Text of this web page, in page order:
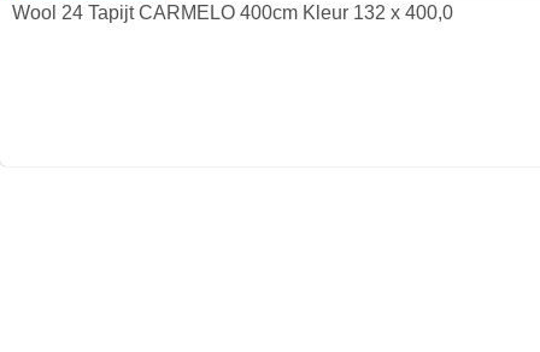
Wool 24 Tapijt CARMELO 400cm Kleur 132 x 400,0